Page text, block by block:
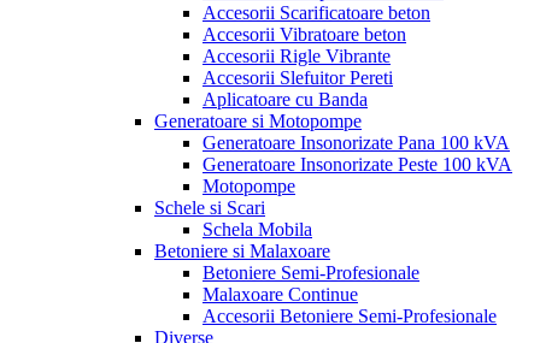
Accesorii Scarificatoare beton
Accesorii Vibratoare beton
Accesorii Rigle Vibrante
Accesorii Slefuitor Pereti
Aplicatoare cu Banda
Generatoare si Motopompe
Generatoare Insonorizate Pana 100 kVA
Generatoare Insonorizate Peste 100 kVA
Motopompe
Schele si Scari
Schela Mobila
Betoniere si Malaxoare
Betoniere Semi-Profesionale
Malaxoare Continue
Accesorii Betoniere Semi-Profesionale
Diverse